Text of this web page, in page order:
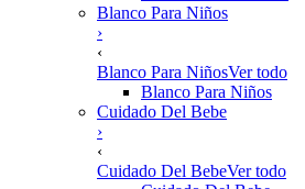
Blanco Para Niños
›
‹
Blanco Para NiñosVer todo
Blanco Para Niños
Cuidado Del Bebe
›
‹
Cuidado Del BebeVer todo